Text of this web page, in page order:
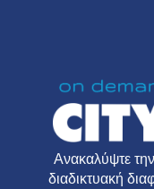
Ανακαλύψτε την
διαδικτυακή